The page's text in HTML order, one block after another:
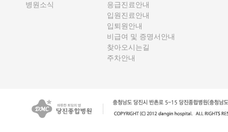
병원소식
응급진료안내
입원진료안내
입퇴원안내
비급여 및 증명서안내
찾아오시는길
주차안내